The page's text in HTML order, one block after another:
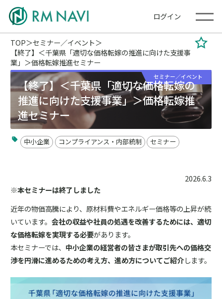
ログイン
TOP
セミナー／イベント
【終了】＜千葉県「適切な価格転嫁の推進に向けた支援事
業」＞価格転嫁推進セミナー
セミナー／イベント
【終了】＜千葉県「適切な価格転嫁の
推進に向けた支援事業」＞価格転嫁推
進セミナー
中小企業 コンプライアンス・内部統制 セミナー
2026.6.3
※本セミナーは終了しました
近年の物価高騰により、原材料費やエネルギー価格等の上昇が続
いています。会社の収益や社員の処遇を改善するためには、適切
な価格転嫁を実現する必要があります。
本セミナーでは、 中小企業の経営者の皆さまが取引先への価格交
渉を円滑に進めるための考え方、進め方についてご紹介します。